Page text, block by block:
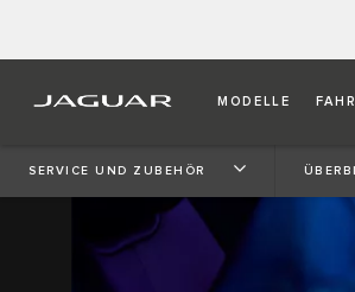
MODELLE
SERVICE UND ZUBEHÖR